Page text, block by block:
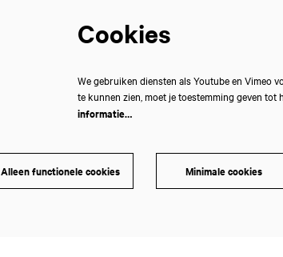
Cookies
We gebruiken diensten als Youtube en Vimeo
te kunnen zien, moet je toestemming geven tot
informatie…
Alleen functionele cookies Minimale cookies